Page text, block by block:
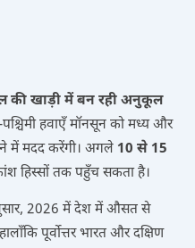
की खाड़ी में बन रही अनुकूल
हवाएँ मॉनसून को मध्य और
में मदद करेंगी। अगले 10 से 15
हिस्सों तक पहुँच सकता है।
2026 में देश में औसत से
पूर्वोत्तर भारत और दक्षिण